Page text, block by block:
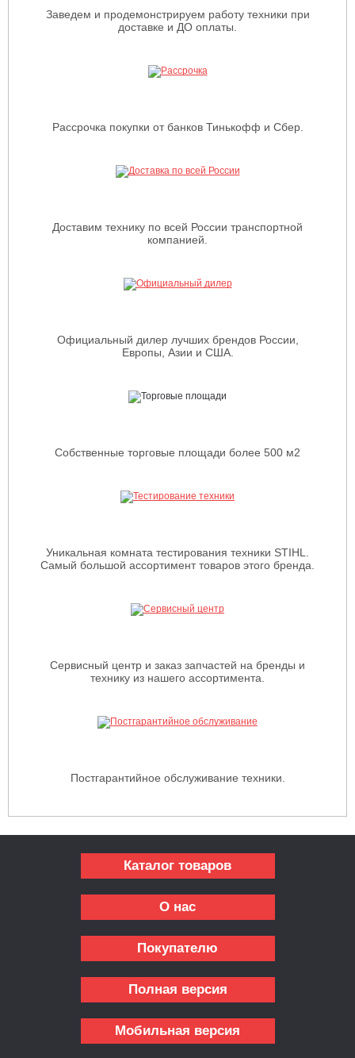
Заведем и продемонстрируем работу техники при
доставке и ДО оплаты.
Рассрочка покупки от банков Тинькофф и Сбер.
Доставим технику по всей России транспортной
компанией.
Официальный дилер лучших брендов России,
Европы, Азии и США.
Собственные торговые площади более 500 м2
Уникальная комната тестирования техники STIHL.
Самый большой ассортимент товаров этого бренда.
Сервисный центр и заказ запчастей на бренды и
технику из нашего ассортимента.
Постгарантийное обслуживание техники.
Каталог товаров
О нас
Покупателю
Полная версия
Мобильная версия